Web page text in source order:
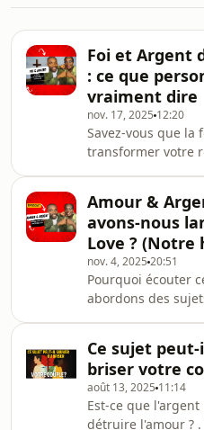
Foi et Argent
: ce que
vraiment dire
nov. 17, 2025 12:20
Savez-vous que la
transformer votre
Pitou Valestin
croyance
gestion des finances. Ils
secrets sur
et l'importance
tout en soulignant
pas une fin en soi
Amour &
avons-nous
Love ?
nov. 4, 2025 20:51
Pourquoi écouter
abordons des
bien plus encore.
conçu pour être à
pratique, vous
concrets que vous
Ce sujet
briser votre
août 13, 2025 11:14
Est-ce que
détruire l'amour ? . Joël et Nina, un